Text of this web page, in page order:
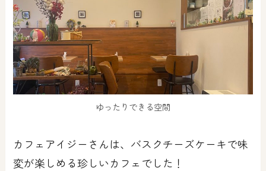
ゆったりできる空間
カフェアイジーさんは、バスクチーズケーキで味
変が楽しめる珍しいカフェでした！